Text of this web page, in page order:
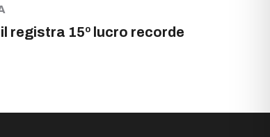
registra 15º lucro recorde